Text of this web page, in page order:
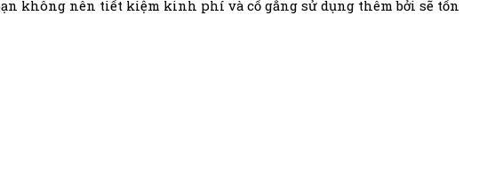
không nên tiết kiệm kinh phí và cố gắng sử dụng thêm bởi sẽ tốn